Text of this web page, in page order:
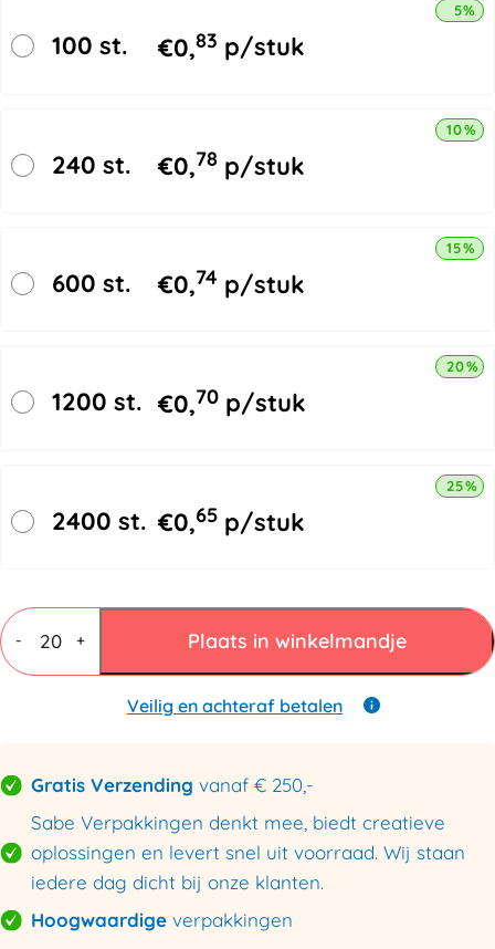
100 st. €0,83 p/stuk
5%
240 st. €0,78 p/stuk
10%
600 st. €0,74 p/stuk
15%
1200 st. €0,70 p/stuk
20%
2400 st. €0,65 p/stuk
25%
-
Vouwdozen
3
mm
+ Plaats in winkelmandje
Veilig en achteraf betalen
Gratis Verzending vanaf € 250,-
Sabe Verpakkingen denkt mee, biedt creatieve
oplossingen en levert snel uit voorraad. Wij staan
iedere dag dicht bij onze klanten.
Hoogwaardige verpakkingen